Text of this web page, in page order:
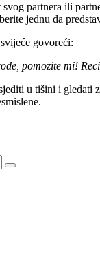
partnera ili
jednu da
govoreći:
pomozite mi!
u tišini i gledati